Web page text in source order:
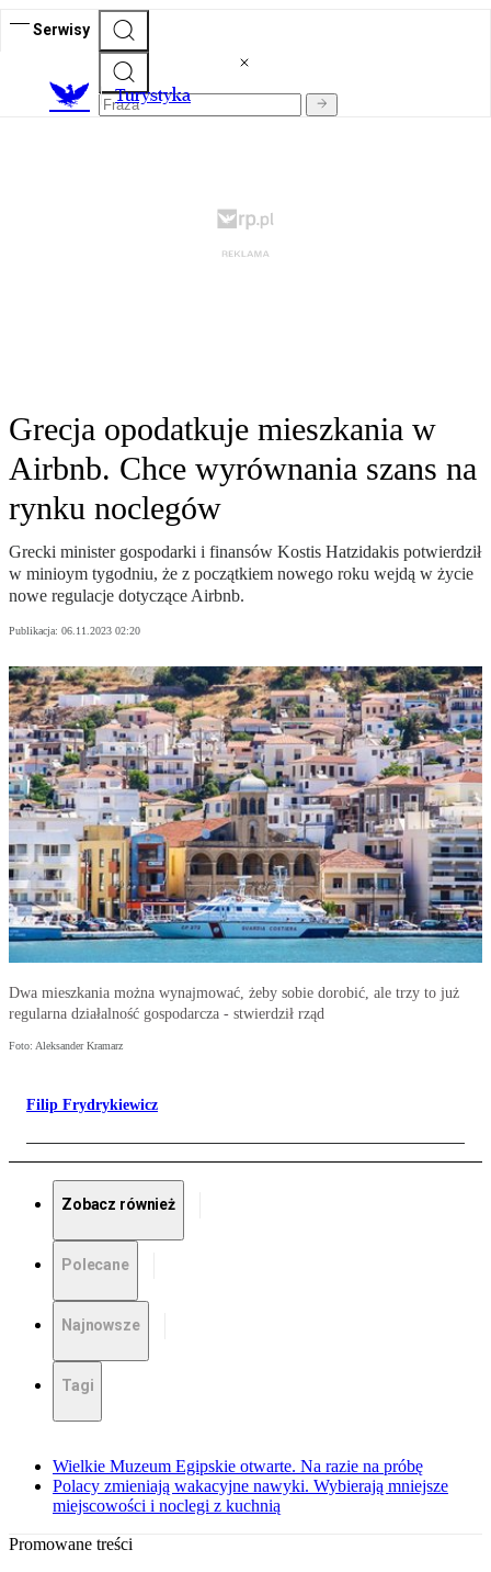
Serwisy
Turystyka
Grecja opodatkuje mieszkania w
Airbnb. Chce wyrównania szans na
rynku noclegów
Grecki minister gospodarki i finansów Kostis Hatzidakis potwierdził
w minioym tygodniu, że z początkiem nowego roku wejdą w życie
nowe regulacje dotyczące Airbnb.
Publikacja: 06.11.2023 02:20
Dwa mieszkania można wynajmować, żeby sobie dorobić, ale trzy to już
regularna działalność gospodarcza - stwierdził rząd
Foto: Aleksander Kramarz
Filip Frydrykiewicz
Zobacz również
Polecane
Najnowsze
Tagi
Wielkie Muzeum Egipskie otwarte. Na razie na próbę
Polacy zmieniają wakacyjne nawyki. Wybierają mniejsze
miejscowości i noclegi z kuchnią
Promowane treści